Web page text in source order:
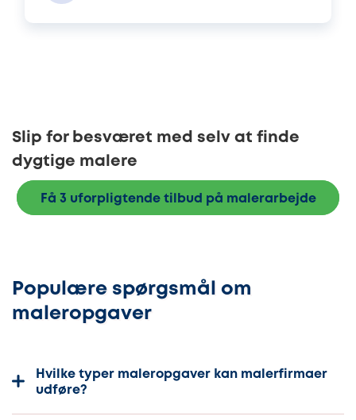
Slip for besværet med selv at finde
dygtige malere
Få 3 uforpligtende tilbud på malerarbejde
Populære spørgsmål om
maleropgaver
Hvilke typer maleropgaver kan malerfirmaer
udføre?